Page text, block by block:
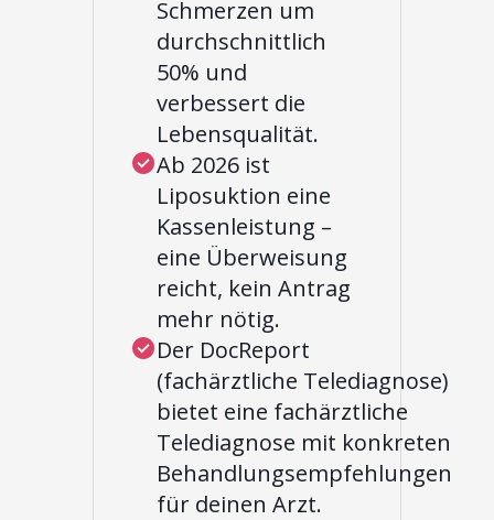
Schmerzen um
durchschnittlich
50% und
verbessert die
Lebensqualität.
Ab 2026 ist
Liposuktion eine
Kassenleistung –
eine Überweisung
reicht, kein Antrag
mehr nötig.
Der DocReport
(fachärztliche Telediagnose)
bietet eine fachärztliche
Telediagnose mit konkreten
Behandlungsempfehlungen
für deinen Arzt.